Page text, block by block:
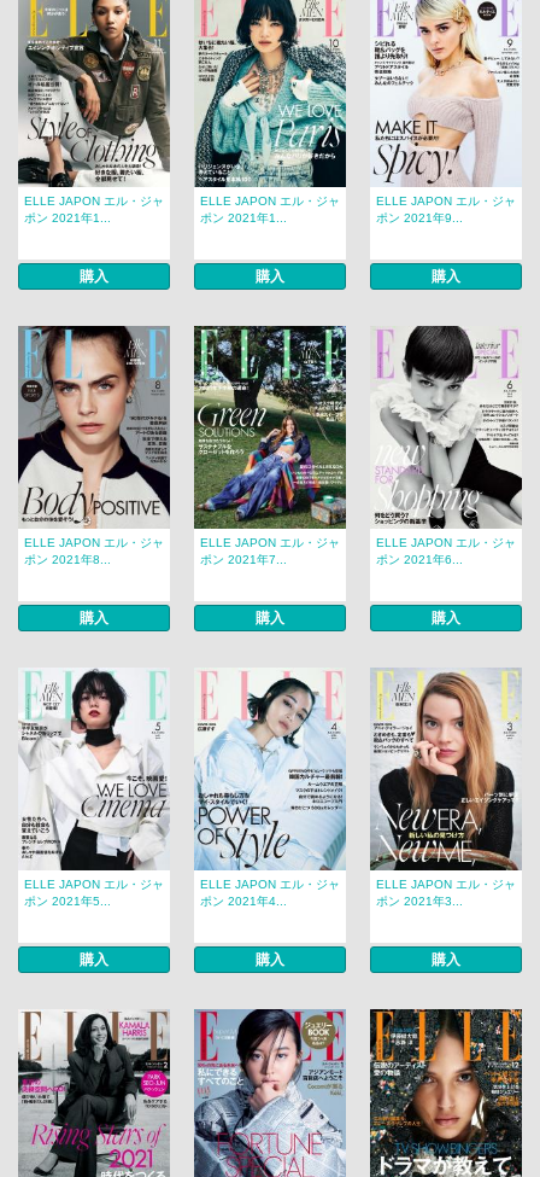
ELLE JAPON エル・ジャ
ポン 2021年1...
購入
ELLE JAPON エル・ジャ
ポン 2021年1...
購入
ELLE JAPON エル・ジャ
ポン 2021年9...
購入
ELLE JAPON エル・ジャ
ポン 2021年8...
購入
ELLE JAPON エル・ジャ
ポン 2021年7...
購入
ELLE JAPON エル・ジャ
ポン 2021年6...
購入
ELLE JAPON エル・ジャ
ポン 2021年5...
購入
ELLE JAPON エル・ジャ
ポン 2021年4...
購入
ELLE JAPON エル・ジャ
ポン 2021年3...
購入